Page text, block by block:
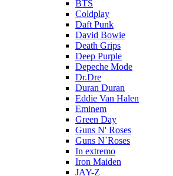
BTS
Coldplay
Daft Punk
David Bowie
Death Grips
Deep Purple
Depeche Mode
Dr.Dre
Duran Duran
Eddie Van Halen
Eminem
Green Day
Guns N' Roses
Guns N`Roses
In extremo
Iron Maiden
JAY-Z